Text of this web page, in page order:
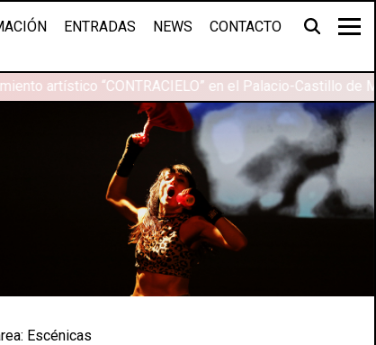
ENTRADAS NEWS CONTACTO
artístico “CONTRACIELO” en el Palacio-Castillo de
Escénicas